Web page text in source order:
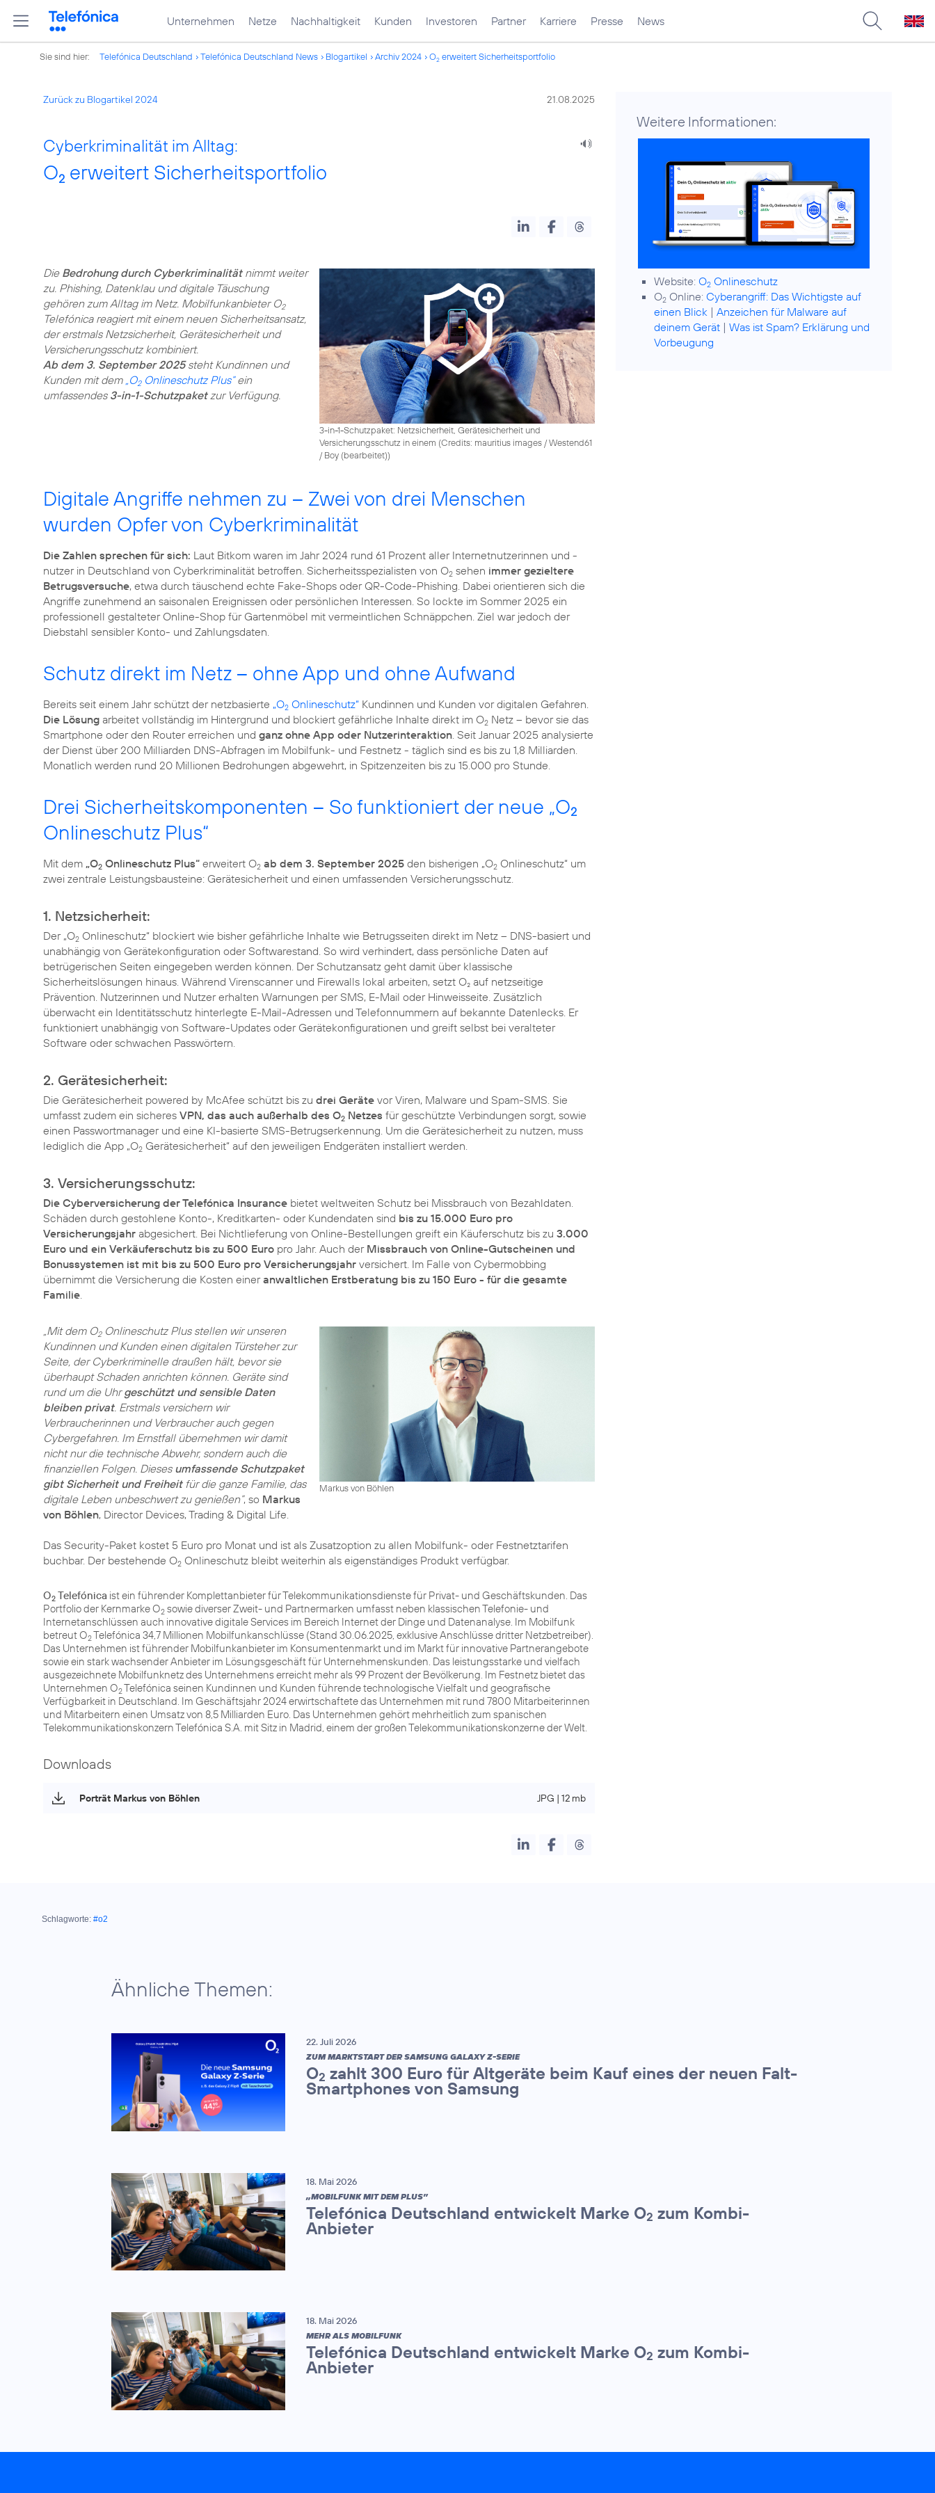
Unternehmen Netze Nachhaltigkeit Kunden Investoren Partner Karriere Presse News
Sie sind hier: Telefónica Deutschland Telefónica Deutschland News Blogartikel Archiv 2024 O2 erweitert Sicherheitsportfolio
Zurück zu Blogartikel 2024 21.08.2025
Cyberkriminalität im Alltag:
O2 erweitert Sicherheitsportfolio
3-in-1-Schutzpaket: Netzsicherheit, Gerätesicherheit und
Versicherungsschutz in einem (Credits: mauritius images / Westend61
/ Boy (bearbeitet))
Die Bedrohung durch Cyberkriminalitätnimmt weiter
zu. Phishing, Datenklau und digitale Täuschung
gehören zum Alltag im Netz. Mobilfunkanbieter O2
Telefónica reagiert mit einem neuen Sicherheitsansatz,
der erstmals Netzsicherheit, Gerätesicherheit und
Ab dem 3. September 2025steht Kundinnen und
Kunden mit dem „O2Onlineschutz Plus“ein
umfassendes 3-in-1-Schutzpaketzur Verfügung.
Digitale Angriffe nehmen zu – Zwei von drei Menschen
wurden Opfer von Cyberkriminalität
Die Zahlen sprechen für sich: Laut Bitkom waren im Jahr 2024 rund 61 Prozent aller Internetnutzerinnen und -
nutzer in Deutschland von Cyberkriminalität betroffen. Sicherheitsspezialisten von O2 sehen immer gezieltere
Betrugsversuche, etwa durch täuschend echte Fake-Shops oder QR-Code-Phishing. Dabei orientieren sich die
Angriffe zunehmend an saisonalen Ereignissen oder persönlichen Interessen. So lockte im Sommer 2025 ein
professionell gestalteter Online-Shop für Gartenmöbel mit vermeintlichen Schnäppchen. Ziel war jedoch der
Diebstahl sensibler Konto- und Zahlungsdaten.
Schutz direkt im Netz – ohne App und ohne Aufwand
Bereits seit einem Jahr schützt der netzbasierte „O2 Onlineschutz“ Kundinnen und Kunden vor digitalen Gefahren.
Die Lösung arbeitet vollständig im Hintergrund und blockiert gefährliche Inhalte direkt im O2 Netz – bevor sie das
Smartphone oder den Router erreichen und ganz ohne App oder Nutzerinteraktion. Seit Januar 2025 analysierte
der Dienst über 200 Milliarden DNS-Abfragen im Mobilfunk- und Festnetz - täglich sind es bis zu 1,8 Milliarden.
Monatlich werden rund 20 Millionen Bedrohungen abgewehrt, in Spitzenzeiten bis zu 15.000 pro Stunde.
Drei Sicherheitskomponenten – So funktioniert der neue „O2
Onlineschutz Plus“
Mit dem „O2 Onlineschutz Plus“ erweitert O2 ab dem 3. September 2025 den bisherigen „O2 Onlineschutz“ um
zwei zentrale Leistungsbausteine: Gerätesicherheit und einen umfassenden Versicherungsschutz.
1. Netzsicherheit:
Der „O2 Onlineschutz“ blockiert wie bisher gefährliche Inhalte wie Betrugsseiten direkt im Netz – DNS-basiert und
unabhängig von Gerätekonfiguration oder Softwarestand. So wird verhindert, dass persönliche Daten auf
betrügerischen Seiten eingegeben werden können. Der Schutzansatz geht damit über klassische
Sicherheitslösungen hinaus. Während Virenscanner und Firewalls lokal arbeiten, setzt O₂ auf netzseitige
Prävention. Nutzerinnen und Nutzer erhalten Warnungen per SMS, E-Mail oder Hinweisseite. Zusätzlich
überwacht ein Identitätsschutz hinterlegte E-Mail-Adressen und Telefonnummern auf bekannte Datenlecks. Er
funktioniert unabhängig von Software-Updates oder Gerätekonfigurationen und greift selbst bei veralteter
Software oder schwachen Passwörtern.
2. Gerätesicherheit:
Die Gerätesicherheit powered by McAfee schützt bis zu drei Geräte vor Viren, Malware und Spam-SMS. Sie
umfasst zudem ein sicheres VPN, das auch außerhalb des O2 Netzes für geschützte Verbindungen sorgt, sowie
einen Passwortmanager und eine KI-basierte SMS-Betrugserkennung. Um die Gerätesicherheit zu nutzen, muss
lediglich die App „O2 Gerätesicherheit“ auf den jeweiligen Endgeräten installiert werden.
3. Versicherungsschutz:
Die Cyberversicherung der Telefónica Insurance bietet weltweiten Schutz bei Missbrauch von Bezahldaten.
Schäden durch gestohlene Konto-, Kreditkarten- oder Kundendaten sind bis zu 15.000 Euro pro
Versicherungsjahr abgesichert. Bei Nichtlieferung von Online-Bestellungen greift ein Käuferschutz bis zu 3.000
Euro und ein Verkäuferschutz bis zu 500 Euro pro Jahr. Auch der Missbrauch von Online-Gutscheinen und
Bonussystemen ist mit bis zu 500 Euro pro Versicherungsjahr versichert. Im Falle von Cybermobbing
übernimmt die Versicherung die Kosten eineranwaltlichen Erstberatung bis zu 150 Euro - für die gesamte
Familie.
Markus von Böhlen
„Mit dem O2Onlineschutz Plus stellen wir unseren
Kundinnen und Kunden einen digitalen Türsteher zur
Seite, der Cyberkriminelle draußen hält, bevor sie
überhaupt Schaden anrichten können. Geräte sind
rund um die Uhrgeschützt und sensible Daten
bleiben privat. Erstmals versichern wir
Verbraucherinnen und Verbraucher auch gegen
Cybergefahren. Im Ernstfall übernehmen wir damit
nicht nur die technische Abwehr, sondern auch die
finanziellen Folgen. Dieses umfassende Schutzpaket
gibt Sicherheit und Freiheitfür die ganze Familie, das
digitale Leben unbeschwert zu genießen”, so Markus
von Böhlen, Director Devices, Trading & Digital Life.
Das Security-Paket kostet 5 Euro pro Monat und ist als Zusatzoption zu allen Mobilfunk- oder Festnetztarifen
buchbar. Der bestehende O2 Onlineschutz bleibt weiterhin als eigenständiges Produkt verfügbar.
O2 Telefónica ist ein führender Komplettanbieter für Telekommunikationsdienste für Privat- und Geschäftskunden. Das
Portfolio der Kernmarke O2 sowie diverser Zweit- und Partnermarken umfasst neben klassischen Telefonie- und
Internetanschlüssen auch innovative digitale Services im Bereich Internet der Dinge und Datenanalyse. Im Mobilfunk
betreut O2Telefónica 34,7 Millionen Mobilfunkanschlüsse (Stand 30.06.2025, exklusive Anschlüsse dritter Netzbetreiber).
Das Unternehmen ist führender Mobilfunkanbieter im Konsumentenmarkt und im Markt für innovative Partnerangebote
sowie ein stark wachsender Anbieter im Lösungsgeschäft für Unternehmenskunden. Das leistungsstarke und vielfach
ausgezeichnete Mobilfunknetz des Unternehmens erreicht mehr als 99 Prozent der Bevölkerung. Im Festnetz bietet das
Unternehmen O2Telefónica seinen Kundinnen und Kunden führende technologische Vielfalt und geografische
Verfügbarkeit in Deutschland. Im Geschäftsjahr 2024 erwirtschaftete das Unternehmen mit rund 7800 Mitarbeiterinnen
und Mitarbeitern einen Umsatz von 8,5 Milliarden Euro. Das Unternehmen gehört mehrheitlich zum spanischen
Telekommunikationskonzern Telefónica S.A. mit Sitz in Madrid, einem der großen Telekommunikationskonzerne der Welt.
Downloads
Porträt Markus von Böhlen JPG | 12 mb
Weitere Informationen:
Website:O2 Onlineschutz
O2 Online:Cyberangriff: Das Wichtigste auf
einen Blick |Anzeichen für Malware auf
deinem Gerät |Was ist Spam? Erklärung und
Vorbeugung
Schlagworte: #o2
Ähnliche Themen:
22. Juli 2026
ZUM MARKTSTART DER SAMSUNG GALAXY Z-SERIE
O2 zahlt 300 Euro für Altgeräte beim Kauf eines der neuen Falt-
Smartphones von Samsung
18. Mai 2026
„MOBILFUNK MIT DEM PLUS”
Telefónica Deutschland entwickelt Marke O2 zum Kombi-
Anbieter
18. Mai 2026
MEHR ALS MOBILFUNK
Telefónica Deutschland entwickelt Marke O2 zum Kombi-
Anbieter